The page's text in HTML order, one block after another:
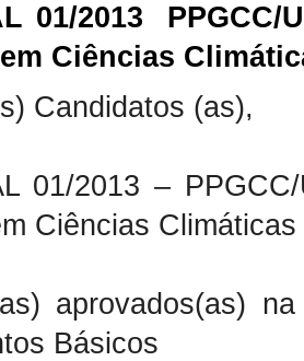
01/2013 
Ciências
Candidatos (as),
01/2013 –
Ciências Climáticas
aprovados(as)
Básicos